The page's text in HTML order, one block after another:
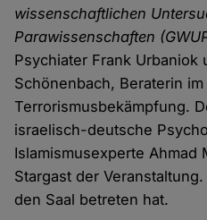
wissenschaftlichen
Parawissenschaften
Psychiater Frank Urbaniok
Schönenbach, Beraterin
Terrorismusbekämpfung.
israelisch-deutsche
Islamismusexperte Ahmad
Stargast der
den Saal betreten hat.